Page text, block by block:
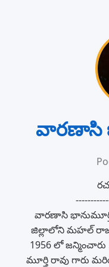
వారణాసి
వారణాసి భానుమూర్తి
జిల్లాలోని మహల్
1956 లో జన్మించారు .
మూర్తి రావు గారు